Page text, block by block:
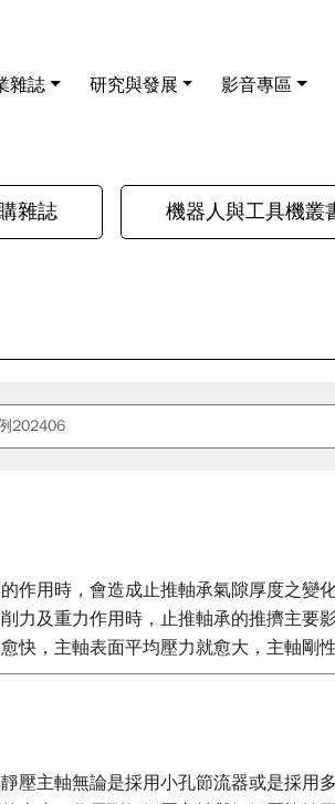
雜誌 研究與發展 影音專區
雜誌 機器人與工具機叢
作用時，會造成止推軸承氣隙厚度之變
力及重力作用時，止推軸承的推擠主要
快，主軸表面平均壓力就愈大，主軸剛
壓主軸無論是採用小孔節流器或是採用